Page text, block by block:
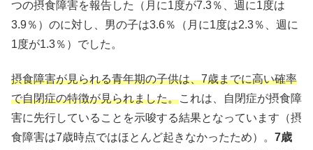
つの摂食障害を報告した（月に1度が7.3％、週に1度は
3.9％）のに対し、男の子は3.6％（月に1度は2.3％、週に
1度が1.3％）でした。
摂食障害が見られる青年期の子供は、7歳までに高い確率
で自閉症の特徴が見られました。これは、自閉症が摂食障
害に先行していることを示唆する結果となっています（摂
食障害は7歳時点ではほとんど起きなかったため）。 7歳